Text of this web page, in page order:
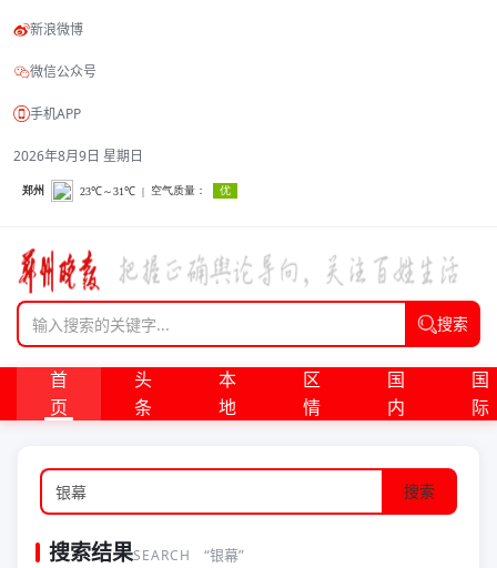
新浪微博
微信公众号
手机APP
2026年8月9日 星期日
搜索
首
页
头
条
本
地
区
情
国
内
国
际
搜索
搜索结果SEARCH “银幕”